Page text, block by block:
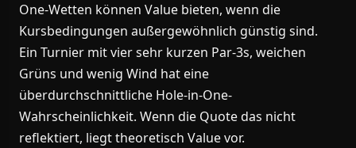
One-Wetten können Value bieten, wenn die
Kursbedingungen außergewöhnlich günstig sind.
Ein Turnier mit vier sehr kurzen Par-3s, weichen
Grüns und wenig Wind hat eine
überdurchschnittliche Hole-in-One-
Wahrscheinlichkeit. Wenn die Quote das nicht
reflektiert, liegt theoretisch Value vor.